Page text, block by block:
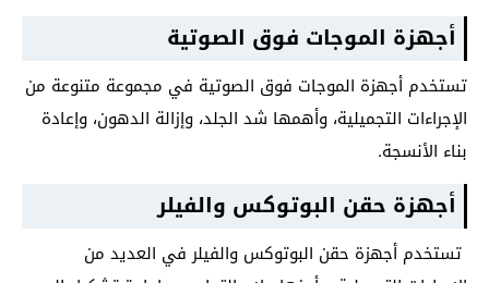
أجهزة الموجات فوق الصوتية
تستخدم أجهزة الموجات فوق الصوتية في مجموعة متنوعة من
الإجراءات التجميلية، وأهمها شد الجلد، وإزالة الدهون، وإعادة
بناء الأنسجة.
أجهزة حقن البوتوكس والفيلر
تستخدم أجهزة حقن البوتوكس والفيلر في العديد من